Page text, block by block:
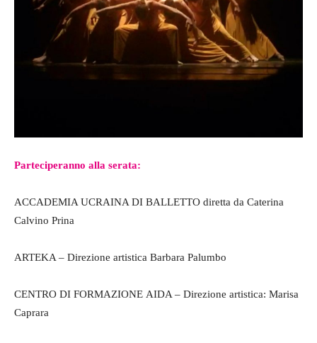
Parteciperanno alla serata:
ACCADEMIA UCRAINA DI BALLETTO diretta da Caterina
Calvino Prina
ARTEKA – Direzione artistica Barbara Palumbo
CENTRO DI FORMAZIONE AIDA – Direzione artistica: Marisa
Caprara